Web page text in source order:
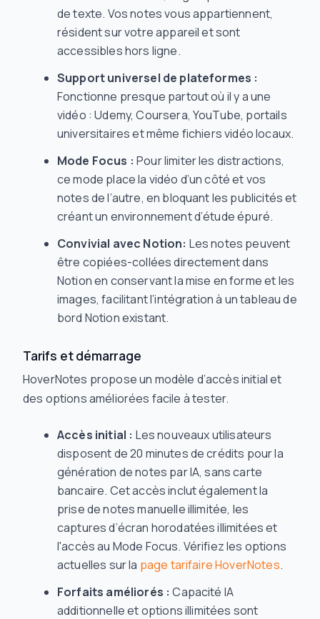
de texte. Vos notes vous appartiennent,
résident sur votre appareil et sont
accessibles hors ligne.
Support universel de plateformes :
Fonctionne presque partout où il y a une
vidéo : Udemy, Coursera, YouTube, portails
universitaires et même fichiers vidéo locaux.
Mode Focus : Pour limiter les distractions,
ce mode place la vidéo d’un côté et vos
notes de l’autre, en bloquant les publicités et
créant un environnement d’étude épuré.
Convivial avec Notion: Les notes peuvent
être copiées-collées directement dans
Notion en conservant la mise en forme et les
images, facilitant l’intégration à un tableau de
bord Notion existant.
Tarifs et démarrage
HoverNotes propose un modèle d’accès initial et
des options améliorées facile à tester.
Accès initial : Les nouveaux utilisateurs
disposent de 20 minutes de crédits pour la
génération de notes par IA, sans carte
bancaire. Cet accès inclut également la
prise de notes manuelle illimitée, les
captures d’écran horodatées illimitées et
l'accès au Mode Focus. Vérifiez les options
actuelles sur la page tarifaire HoverNotes.
Forfaits améliorés : Capacité IA
additionnelle et options illimitées sont